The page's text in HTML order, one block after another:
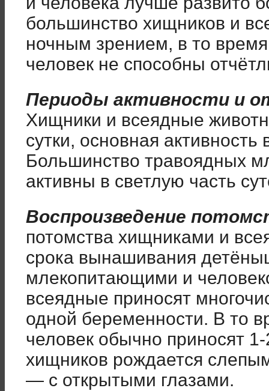
большинство хищников и
ночным зрением, в то
человек не способны
Периоды активности и
Хищники и всеядные
сутки, основная
Большинство травоядных
активны в светлую часть
Воспроизведение
потомства хищниками и
срока вынашивания
млекопитающими и
всеядные приносят
одной беременности. В то
человек обычно приносят
хищников рождается
— с открытыми глазами.